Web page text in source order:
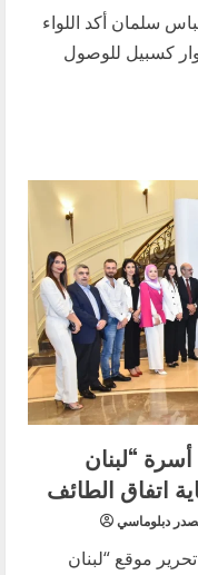
سلمان أكد اللواء
كسبيل للوصول
“لبنان
اتفاق الطائف
دبلوماسي
موقع “لبنان